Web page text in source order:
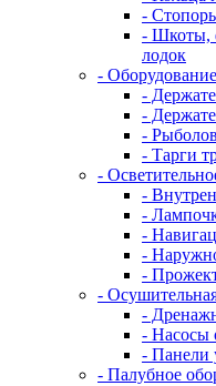
-
- Шкоты,
лодок
-
-
-
-
- Тарги
-
-
-
-
-
-
-
-
- Насосы
- Панели
- Палубное